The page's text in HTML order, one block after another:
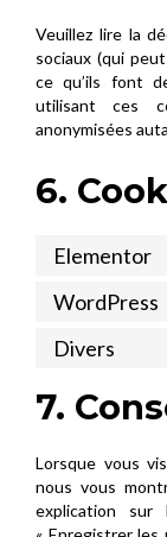
Veuillez lire la
sociaux (qui
ce qu’ils font
utilisant ces
anonymisées
6.
Elementor
WordPress
Divers
7.
Lorsque vous
nous vous
explication